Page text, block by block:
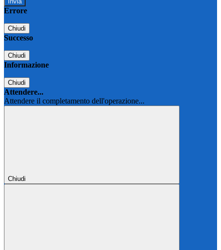
Errore
Chiudi
Successo
Chiudi
Informazione
Chiudi
Attendere...
Attendere il completamento dell'operazione...
Chiudi